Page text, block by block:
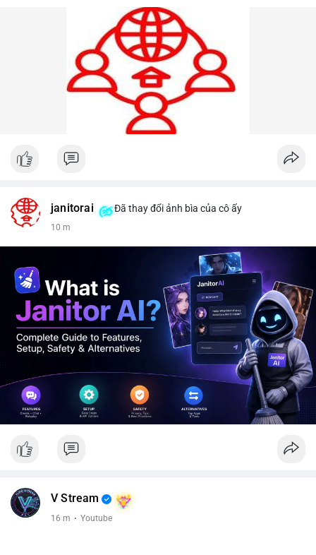
janitorai Đã thay đổi ảnh bìa của cô ấy
10 m
V Stream
16 m · Youtube